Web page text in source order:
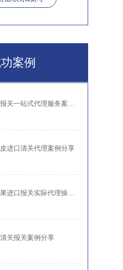
案例
【案例】糖果进口报关一站式代理服务案例分享-糖果报关公司
进口清关代理案例分享
【案例】土耳其坚果进口报关实际代理操作案例
关报关案例分享